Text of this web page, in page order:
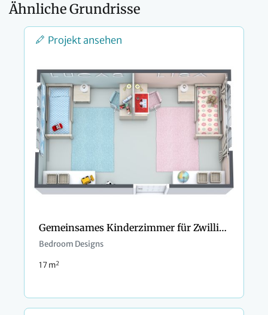
Ähnliche Grundrisse
Projekt ansehen
Gemeinsames Kinderzimmer für Zwillinge
Bedroom Designs
17 m2